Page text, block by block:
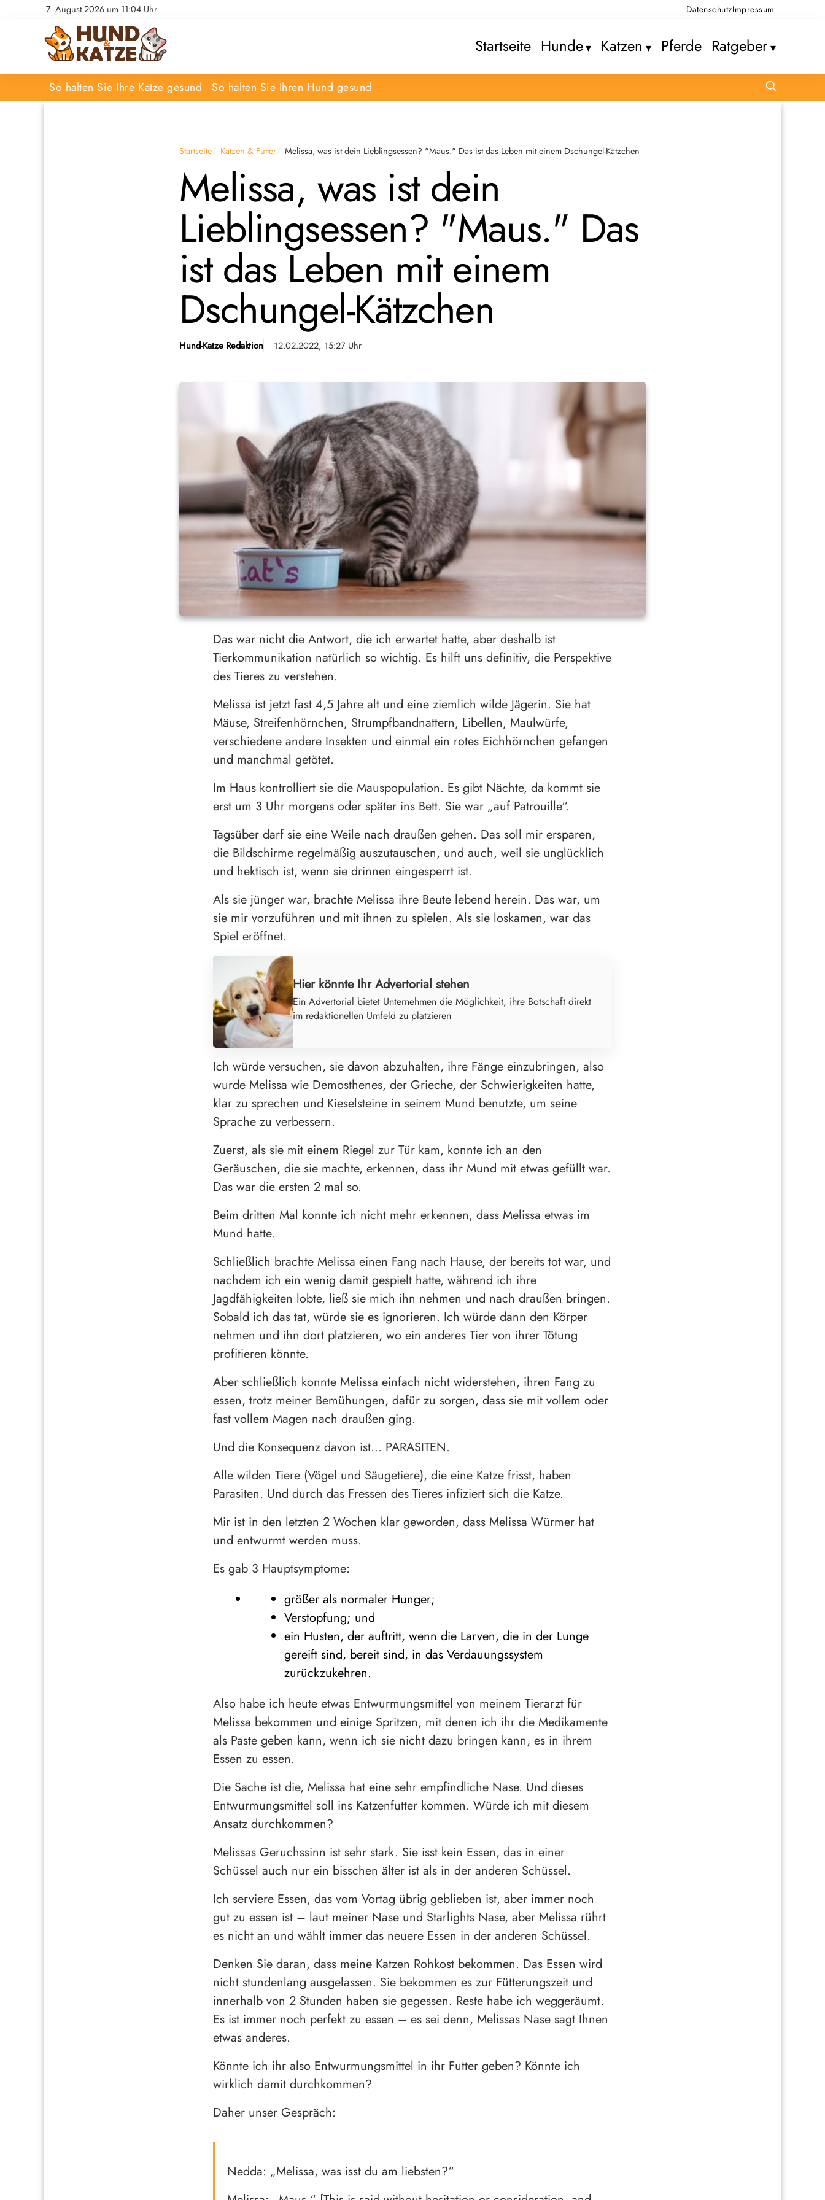
7. August 2026 um 11:04 Uhr DatenschutzImpressum
Startseite Hunde Katzen Pferde Ratgeber
So halten Sie Ihre Katze gesund So halten Sie Ihren Hund gesund
Startseite Katzen & Futter Melissa, was ist dein Lieblingsessen? "Maus." Das ist das Leben mit einem Dschungel-Kätzchen
Melissa, was ist dein
Lieblingsessen? "Maus." Das
ist das Leben mit einem
Dschungel-Kätzchen
Hund-Katze Redaktion 12.02.2022, 15:27 Uhr
Das war nicht die Antwort, die ich erwartet hatte, aber deshalb ist
Tierkommunikation natürlich so wichtig. Es hilft uns definitiv, die Perspektive
des Tieres zu verstehen.
Melissa ist jetzt fast 4,5 Jahre alt und eine ziemlich wilde Jägerin. Sie hat
Mäuse, Streifenhörnchen, Strumpfbandnattern, Libellen, Maulwürfe,
verschiedene andere Insekten und einmal ein rotes Eichhörnchen gefangen
und manchmal getötet.
Im Haus kontrolliert sie die Mauspopulation. Es gibt Nächte, da kommt sie
erst um 3 Uhr morgens oder später ins Bett. Sie war „auf Patrouille“.
Tagsüber darf sie eine Weile nach draußen gehen. Das soll mir ersparen,
die Bildschirme regelmäßig auszutauschen, und auch, weil sie unglücklich
und hektisch ist, wenn sie drinnen eingesperrt ist.
Als sie jünger war, brachte Melissa ihre Beute lebend herein. Das war, um
sie mir vorzuführen und mit ihnen zu spielen. Als sie loskamen, war das
Spiel eröffnet.
Hier könnte Ihr Advertorial stehen
Ein Advertorial bietet Unternehmen die Möglichkeit, ihre Botschaft direkt
im redaktionellen Umfeld zu platzieren
Ich würde versuchen, sie davon abzuhalten, ihre Fänge einzubringen, also
wurde Melissa wie Demosthenes, der Grieche, der Schwierigkeiten hatte,
klar zu sprechen und Kieselsteine ​​​​in seinem Mund benutzte, um seine
Sprache zu verbessern.
Zuerst, als sie mit einem Riegel zur Tür kam, konnte ich an den
Geräuschen, die sie machte, erkennen, dass ihr Mund mit etwas gefüllt war.
Das war die ersten 2 mal so.
Beim dritten Mal konnte ich nicht mehr erkennen, dass Melissa etwas im
Mund hatte.
Schließlich brachte Melissa einen Fang nach Hause, der bereits tot war, und
nachdem ich ein wenig damit gespielt hatte, während ich ihre
Jagdfähigkeiten lobte, ließ sie mich ihn nehmen und nach draußen bringen.
Sobald ich das tat, würde sie es ignorieren. Ich würde dann den Körper
nehmen und ihn dort platzieren, wo ein anderes Tier von ihrer Tötung
profitieren könnte.
Aber schließlich konnte Melissa einfach nicht widerstehen, ihren Fang zu
essen, trotz meiner Bemühungen, dafür zu sorgen, dass sie mit vollem oder
fast vollem Magen nach draußen ging.
Und die Konsequenz davon ist… PARASITEN.
Alle wilden Tiere (Vögel und Säugetiere), die eine Katze frisst, haben
Parasiten. Und durch das Fressen des Tieres infiziert sich die Katze.
Mir ist in den letzten 2 Wochen klar geworden, dass Melissa Würmer hat
und entwurmt werden muss.
Es gab 3 Hauptsymptome:
größer als normaler Hunger;
Verstopfung; und
ein Husten, der auftritt, wenn die Larven, die in der Lunge
gereift sind, bereit sind, in das Verdauungssystem
zurückzukehren.
Also habe ich heute etwas Entwurmungsmittel von meinem Tierarzt für
Melissa bekommen und einige Spritzen, mit denen ich ihr die Medikamente
als Paste geben kann, wenn ich sie nicht dazu bringen kann, es in ihrem
Essen zu essen.
Die Sache ist die, Melissa hat eine sehr empfindliche Nase. Und dieses
Entwurmungsmittel soll ins Katzenfutter kommen. Würde ich mit diesem
Ansatz durchkommen?
Melissas Geruchssinn ist sehr stark. Sie isst kein Essen, das in einer
Schüssel auch nur ein bisschen älter ist als in der anderen Schüssel.
Ich serviere Essen, das vom Vortag übrig geblieben ist, aber immer noch
gut zu essen ist – laut meiner Nase und Starlights Nase, aber Melissa rührt
es nicht an und wählt immer das neuere Essen in der anderen Schüssel.
Denken Sie daran, dass meine Katzen Rohkost bekommen. Das Essen wird
nicht stundenlang ausgelassen. Sie bekommen es zur Fütterungszeit und
innerhalb von 2 Stunden haben sie gegessen. Reste habe ich weggeräumt.
Es ist immer noch perfekt zu essen – es sei denn, Melissas Nase sagt Ihnen
etwas anderes.
Könnte ich ihr also Entwurmungsmittel in ihr Futter geben? Könnte ich
wirklich damit durchkommen?
Daher unser Gespräch:
Nedda: „Melissa, was isst du am liebsten?“